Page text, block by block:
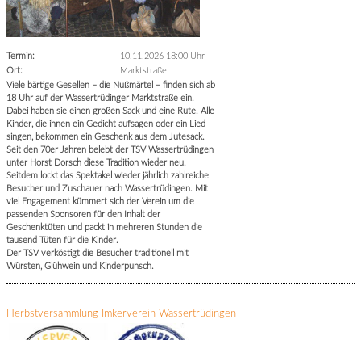
Termin:
10.11.2026 18:00 Uhr
Ort:
Marktstraße
Viele bärtige Gesellen – die Nußmärtel – finden sich ab
18 Uhr auf der Wassertrüdinger Marktstraße ein.
Dabei haben sie einen großen Sack und eine Rute. Alle
Kinder, die ihnen ein Gedicht aufsagen oder ein Lied
singen, bekommen ein Geschenk aus dem Jutesack.
Seit den 70er Jahren belebt der TSV Wassertrüdingen
unter Horst Dorsch diese Tradition wieder neu.
Seitdem lockt das Spektakel wieder jährlich zahlreiche
Besucher und Zuschauer nach Wassertrüdingen. Mit
viel Engagement kümmert sich der Verein um die
passenden Sponsoren für den Inhalt der
Geschenktüten und packt in mehreren Stunden die
tausend Tüten für die Kinder.
Der TSV verköstigt die Besucher traditionell mit
Würsten, Glühwein und Kinderpunsch.
Herbstversammlung Imkerverein Wassertrüdingen